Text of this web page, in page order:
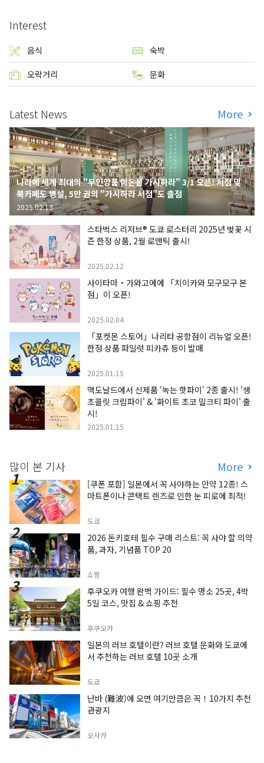
Interest
음식 숙박
오락거리 문화
Latest News More
나라에 세계 최대의 "무인양품 이온몰 가시하라" 3/1 오픈! 서점 및
북카페도 병설, 5만 권의 "가시하라 서점"도 출점
2025.02.13
스타벅스 리저브® 도쿄 로스터리 2025년 벚꽃 시
즌 한정 상품, 2월 로맨틱 출시!
2025.02.12
사이타마・가와고에에 「치이카와 모구모구 본
점」이 오픈!
2025.02.04
「포켓몬 스토어」나리타 공항점이 리뉴얼 오픈!
한정 상품 파일럿 피카츄 등이 발매
2025.01.15
맥도날드에서 신제품 '녹는 핫파이' 2종 출시! '생
초콜릿 크림파이' & '화이트 초코 밀크티 파이' 출
시!
2025.01.15
많이 본 기사 More
[쿠폰 포함] 일본에서 꼭 사야하는 안약 12종! 스
마트폰이나 콘택트 렌즈로 인한 눈 피로에 최적!
도쿄
2026 돈키호테 필수 구매 리스트: 꼭 사야 할 의약
품, 과자, 기념품 TOP 20
쇼핑
후쿠오카 여행 완벽 가이드: 필수 명소 25곳, 4박
5일 코스, 맛집 & 쇼핑 추천
후쿠오카
일본의 러브 호텔이란? 러브 호텔 문화와 도쿄에
서 추천하는 러브 호텔 10곳 소개
도쿄
난바 (難波)에 오면 여기만큼은 꼭！10가지 추천
관광지
오사카